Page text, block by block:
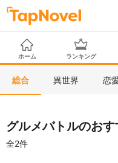
ホーム ランキング
総合 異世界 恋
グルメバトルのお
全2件